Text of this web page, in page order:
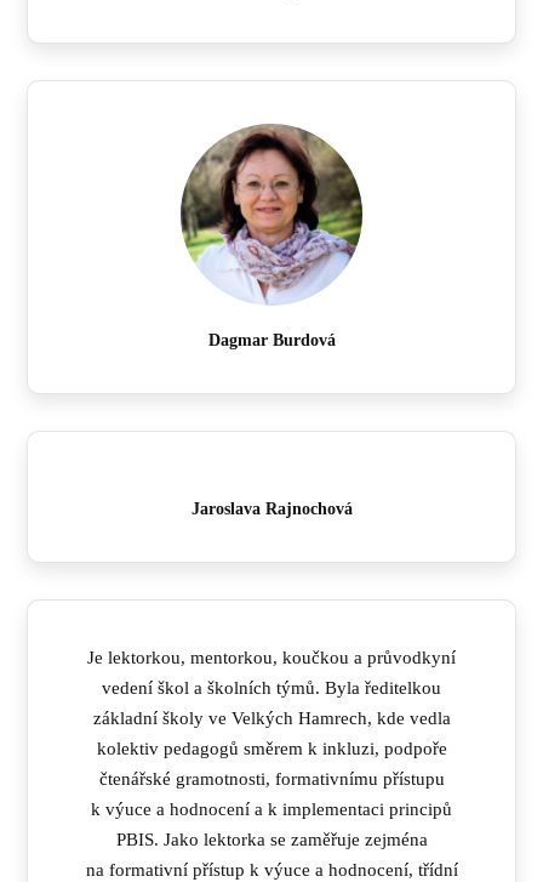
Dagmar Burdová
Jaroslava Rajnochová
Je lektorkou, mentorkou, koučkou a průvodkyní
vedení škol a školních týmů. Byla ředitelkou
základní školy ve Velkých Hamrech, kde vedla
kolektiv pedagogů směrem k inkluzi, podpoře
čtenářské gramotnosti, formativnímu přístupu
k výuce a hodnocení a k implementaci principů
PBIS. Jako lektorka se zaměřuje zejména
na formativní přístup k výuce a hodnocení, třídní